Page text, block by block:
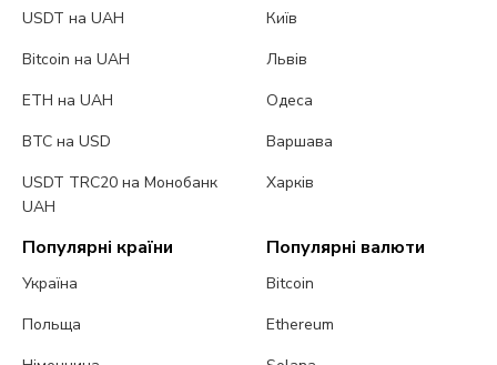
USDT на UAH
Bitcoin на UAH
ETH на UAH
BTC на USD
USDT TRC20 на Монобанк
UAH
Київ
Львів
Одеса
Варшава
Харків
Популярні країни
Україна
Польща
Популярні валюти
Bitcoin
Ethereum